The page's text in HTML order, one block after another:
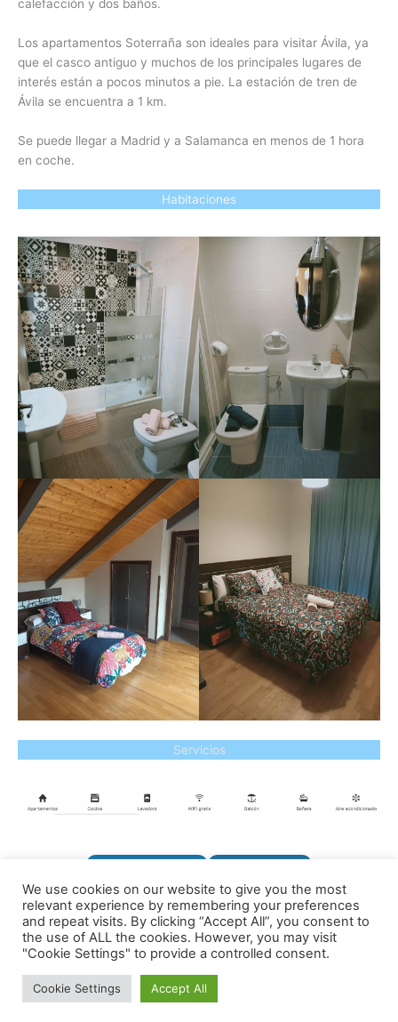
calefacción y dos baños.
Los apartamentos Soterraña son ideales para visitar Ávila, ya
que el casco antiguo y muchos de los principales lugares de
interés están a pocos minutos a pie. La estación de tren de
Ávila se encuentra a 1 km.
Se puede llegar a Madrid y a Salamanca en menos de 1 hora
en coche.
Habitaciones
Servicios
Virgen de Soterraña, 14, 05005 Ávila
Política de Cookies -Aviso Legal-Política de Privacidad
We use cookies on our website to give you the most
relevant experience by remembering your preferences
and repeat visits. By clicking “Accept All”, you consent to
the use of ALL the cookies. However, you may visit
"Cookie Settings" to provide a controlled consent.
Cookie Settings Accept All